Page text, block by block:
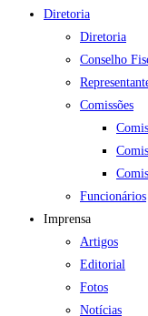
Diretoria
Diretoria
Conselho
Comissões
Funcionários
Imprensa
Artigos
Editorial
Fotos
Notícias